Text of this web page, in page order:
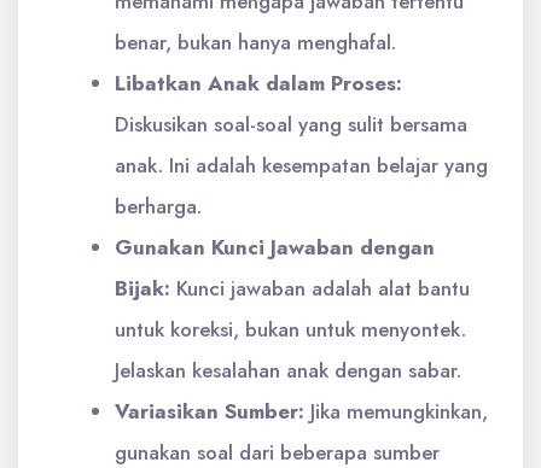
benar, bukan hanya menghafal.
Libatkan Anak dalam Proses:
Diskusikan soal-soal yang sulit bersama
anak. Ini adalah kesempatan belajar yang
berharga.
Gunakan Kunci Jawaban dengan
Bijak: Kunci jawaban adalah alat bantu
untuk koreksi, bukan untuk menyontek.
Jelaskan kesalahan anak dengan sabar.
Variasikan Sumber: Jika memungkinkan,
gunakan soal dari beberapa sumber